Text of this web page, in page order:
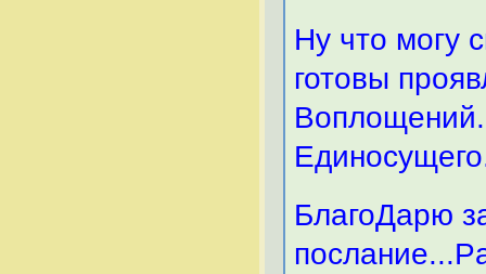
Ну что могу
готовы
БлагоДарю